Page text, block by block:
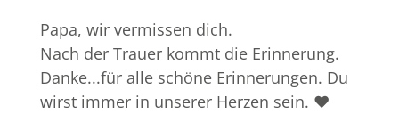
Papa, wir vermissen dich.
Nach der Trauer kommt die Erinnerung.
Danke...für alle schöne Erinnerungen. Du
wirst immer in unserer Herzen sein. ❤️